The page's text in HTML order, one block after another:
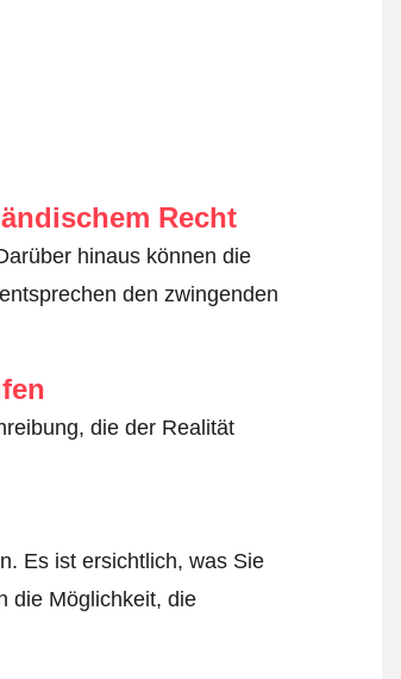
Recht
hinaus können die
den zwingenden
die der Realität
Es ist ersichtlich, was Sie
die Möglichkeit, die